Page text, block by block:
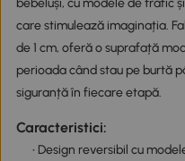
care stimulează imaginația.
de 1 cm, oferă o suprafață
perioada când stau pe burtă
siguranță în fiecare etapă.
Caracteristici:
• Design reversibil cu